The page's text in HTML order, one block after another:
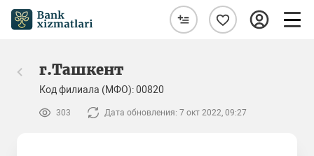
г.Ташкент
Код филиала (МФО): 00820
303 Дата обновления: 7 окт 2022, 09:27